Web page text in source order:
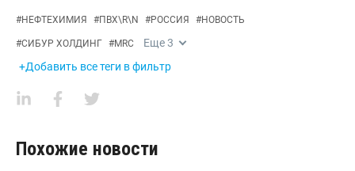
#НЕФТЕХИМИЯ #ПВХ\R\N #РОССИЯ #НОВОСТЬ
#СИБУР ХОЛДИНГ #MRC Еще3
+Добавить все теги в фильтр
Похожие новости